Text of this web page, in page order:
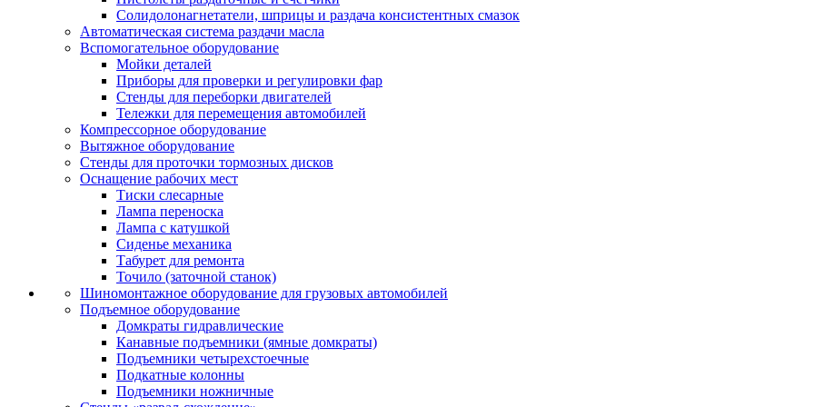
Солидолонагнетатели, шприцы и раздача консистентных смазок
Автоматическая система раздачи масла
Вспомогательное оборудование
Мойки деталей
Приборы для проверки и регулировки фар
Стенды для переборки двигателей
Тележки для перемещения автомобилей
Компрессорное оборудование
Вытяжное оборудование
Стенды для проточки тормозных дисков
Оснащение рабочих мест
Тиски слесарные
Лампа переноска
Лампа с катушкой
Сиденье механика
Табурет для ремонта
Точило (заточной станок)
Шиномонтажное оборудование для грузовых автомобилей
Подъемное оборудование
Домкраты гидравлические
Канавные подъемники (ямные домкраты)
Подъемники четырехстоечные
Подкатные колонны
Подъемники ножничные